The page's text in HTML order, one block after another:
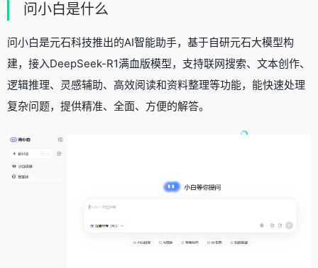
问小白是什么
问小白是元石科技推出的AI智能助手，基于自研元石大模型构
建，接入DeepSeek-R1满血版模型，支持联网搜索、文本创作、
逻辑推理、灵感辅助、高效阅读和资料整理等功能，能快速处理
复杂问题，提供精准、全面、方便的解答。